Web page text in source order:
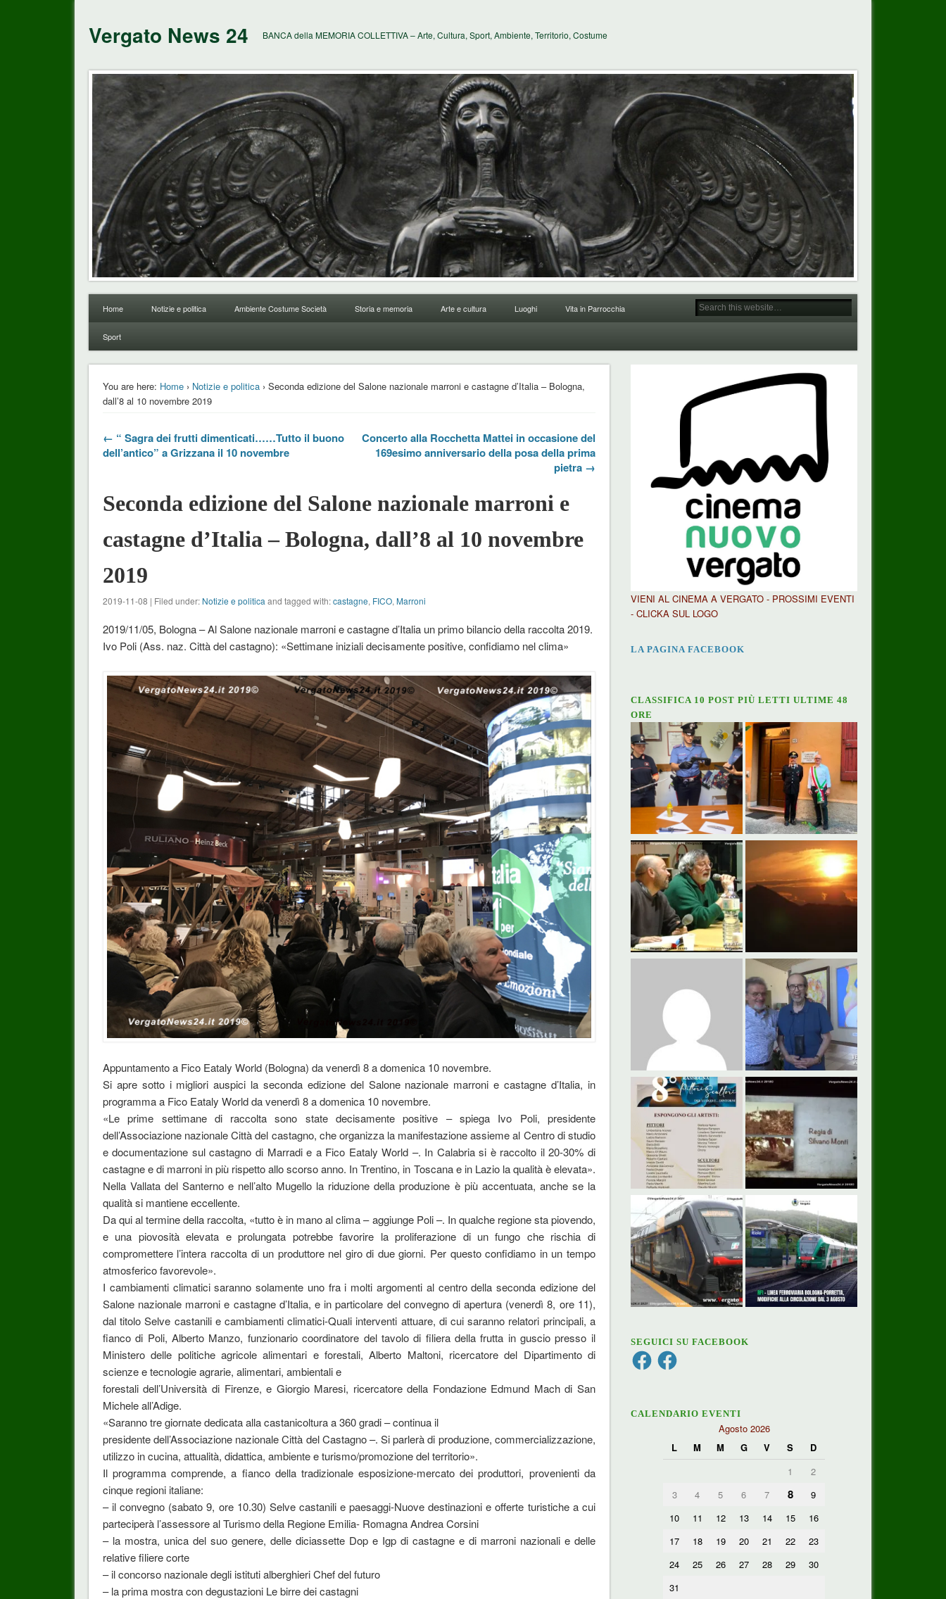
Vergato News 24 BANCA della MEMORIA COLLETTIVA – Arte, Cultura, Sport, Ambiente, Territorio, Costume
Home Notizie e politica Ambiente Costume Società Storia e memoria Arte e cultura Luoghi Vita in Parrocchia
Sport
You are here: Home› Notizie e politica› Seconda edizione del Salone nazionale marroni e castagne d’Italia – Bologna,
dall’8 al 10 novembre 2019
← “ Sagra dei frutti dimenticati……Tutto il buono
dell’antico” a Grizzana il 10 novembre
Concerto alla Rocchetta Mattei in occasione del
169esimo anniversario della posa della prima
pietra →
Seconda edizione del Salone nazionale marroni e
castagne d’Italia – Bologna, dall’8 al 10 novembre
2019
2019-11-08 | Filed under: Notizie e politica and tagged with:castagne, FICO, Marroni
2019/11/05, Bologna – Al Salone nazionale marroni e castagne d’Italia un primo bilancio della raccolta 2019.
Ivo Poli (Ass. naz. Città del castagno): «Settimane iniziali decisamente positive, confidiamo nel clima»
Appuntamento a Fico Eataly World (Bologna) da venerdì 8 a domenica 10 novembre.
Si apre sotto i migliori auspici la seconda edizione del Salone nazionale marroni e castagne d’Italia, in
programma a Fico Eataly World da venerdì 8 a domenica 10 novembre.
«Le prime settimane di raccolta sono state decisamente positive – spiega Ivo Poli, presidente
dell’Associazione nazionale Città del castagno, che organizza la manifestazione assieme al Centro di studio
e documentazione sul castagno di Marradi e a Fico Eataly World –. In Calabria si è raccolto il 20-30% di
castagne e di marroni in più rispetto allo scorso anno. In Trentino, in Toscana e in Lazio la qualità è elevata».
Nella Vallata del Santerno e nell’alto Mugello la riduzione della produzione è più accentuata, anche se la
qualità si mantiene eccellente.
Da qui al termine della raccolta, «tutto è in mano al clima – aggiunge Poli –. In qualche regione sta piovendo,
e una piovosità elevata e prolungata potrebbe favorire la proliferazione di un fungo che rischia di
compromettere l’intera raccolta di un produttore nel giro di due giorni. Per questo confidiamo in un tempo
atmosferico favorevole».
I cambiamenti climatici saranno solamente uno fra i molti argomenti al centro della seconda edizione del
Salone nazionale marroni e castagne d’Italia, e in particolare del convegno di apertura (venerdì 8, ore 11),
dal titolo Selve castanili e cambiamenti climatici-Quali interventi attuare, di cui saranno relatori principali, a
fianco di Poli, Alberto Manzo, funzionario coordinatore del tavolo di filiera della frutta in guscio presso il
Ministero delle politiche agricole alimentari e forestali, Alberto Maltoni, ricercatore del Dipartimento di
scienze e tecnologie agrarie, alimentari, ambientali e
forestali dell’Università di Firenze, e Giorgio Maresi, ricercatore della Fondazione Edmund Mach di San
Michele all’Adige.
«Saranno tre giornate dedicata alla castanicoltura a 360 gradi – continua il
presidente dell’Associazione nazionale Città del Castagno –. Si parlerà di produzione, commercializzazione,
utilizzo in cucina, attualità, didattica, ambiente e turismo/promozione del territorio».
Il programma comprende, a fianco della tradizionale esposizione-mercato dei produttori, provenienti da
cinque regioni italiane:
– il convegno (sabato 9, ore 10.30) Selve castanili e paesaggi-Nuove destinazioni e offerte turistiche a cui
parteciperà l’assessore al Turismo della Regione Emilia- Romagna Andrea Corsini
– la mostra, unica del suo genere, delle diciassette Dop e Igp di castagne e di marroni nazionali e delle
relative filiere corte
– il concorso nazionale degli istituti alberghieri Chef del futuro
– la prima mostra con degustazioni Le birre dei castagni
VIENI AL CINEMA A VERGATO - PROSSIMI EVENTI
- CLICKA SUL LOGO
LA PAGINA FACEBOOK
CLASSIFICA 10 POST PIÙ LETTI ULTIME 48
ORE
SEGUICI SU FACEBOOK
FacebookFacebook
CALENDARIO EVENTI
Agosto 2026
L
M M G V S
D
1
2
3
4 5 6 7 8
9
10
11 12 13 14 15
16
17
18 19 20 21 22
23
24
25 26 27 28 29
30
31